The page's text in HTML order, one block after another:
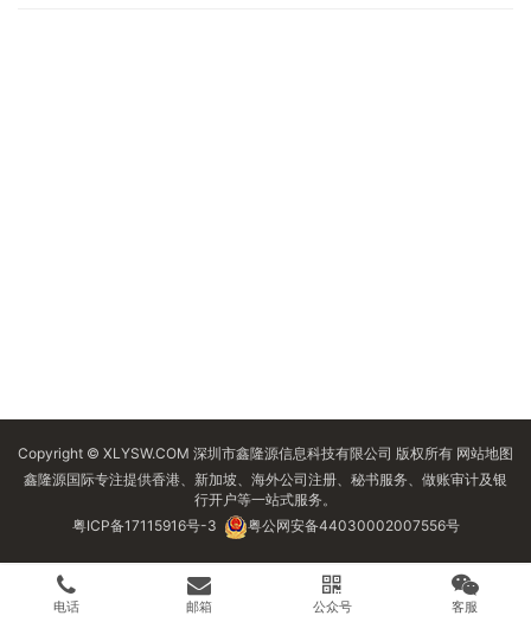
Copyright © XLYSW.COM 深圳市鑫隆源信息科技有限公司 版权所有 网站地图
鑫隆源国际专注提供香港、新加坡、海外公司注册、秘书服务、做账审计及银
行开户等一站式服务。
粤ICP备17115916号-3
粤公网安备44030002007556号
电话 邮箱 公众号 客服